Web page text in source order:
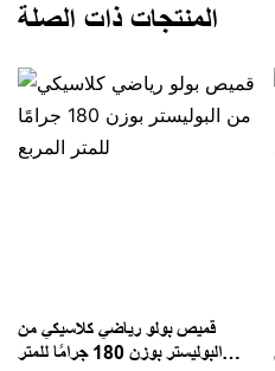
المنتجات ذات الصلة
قميص بولو رياضي كلاسيكي من
البوليستر بوزن 180 جرامًا للمتر